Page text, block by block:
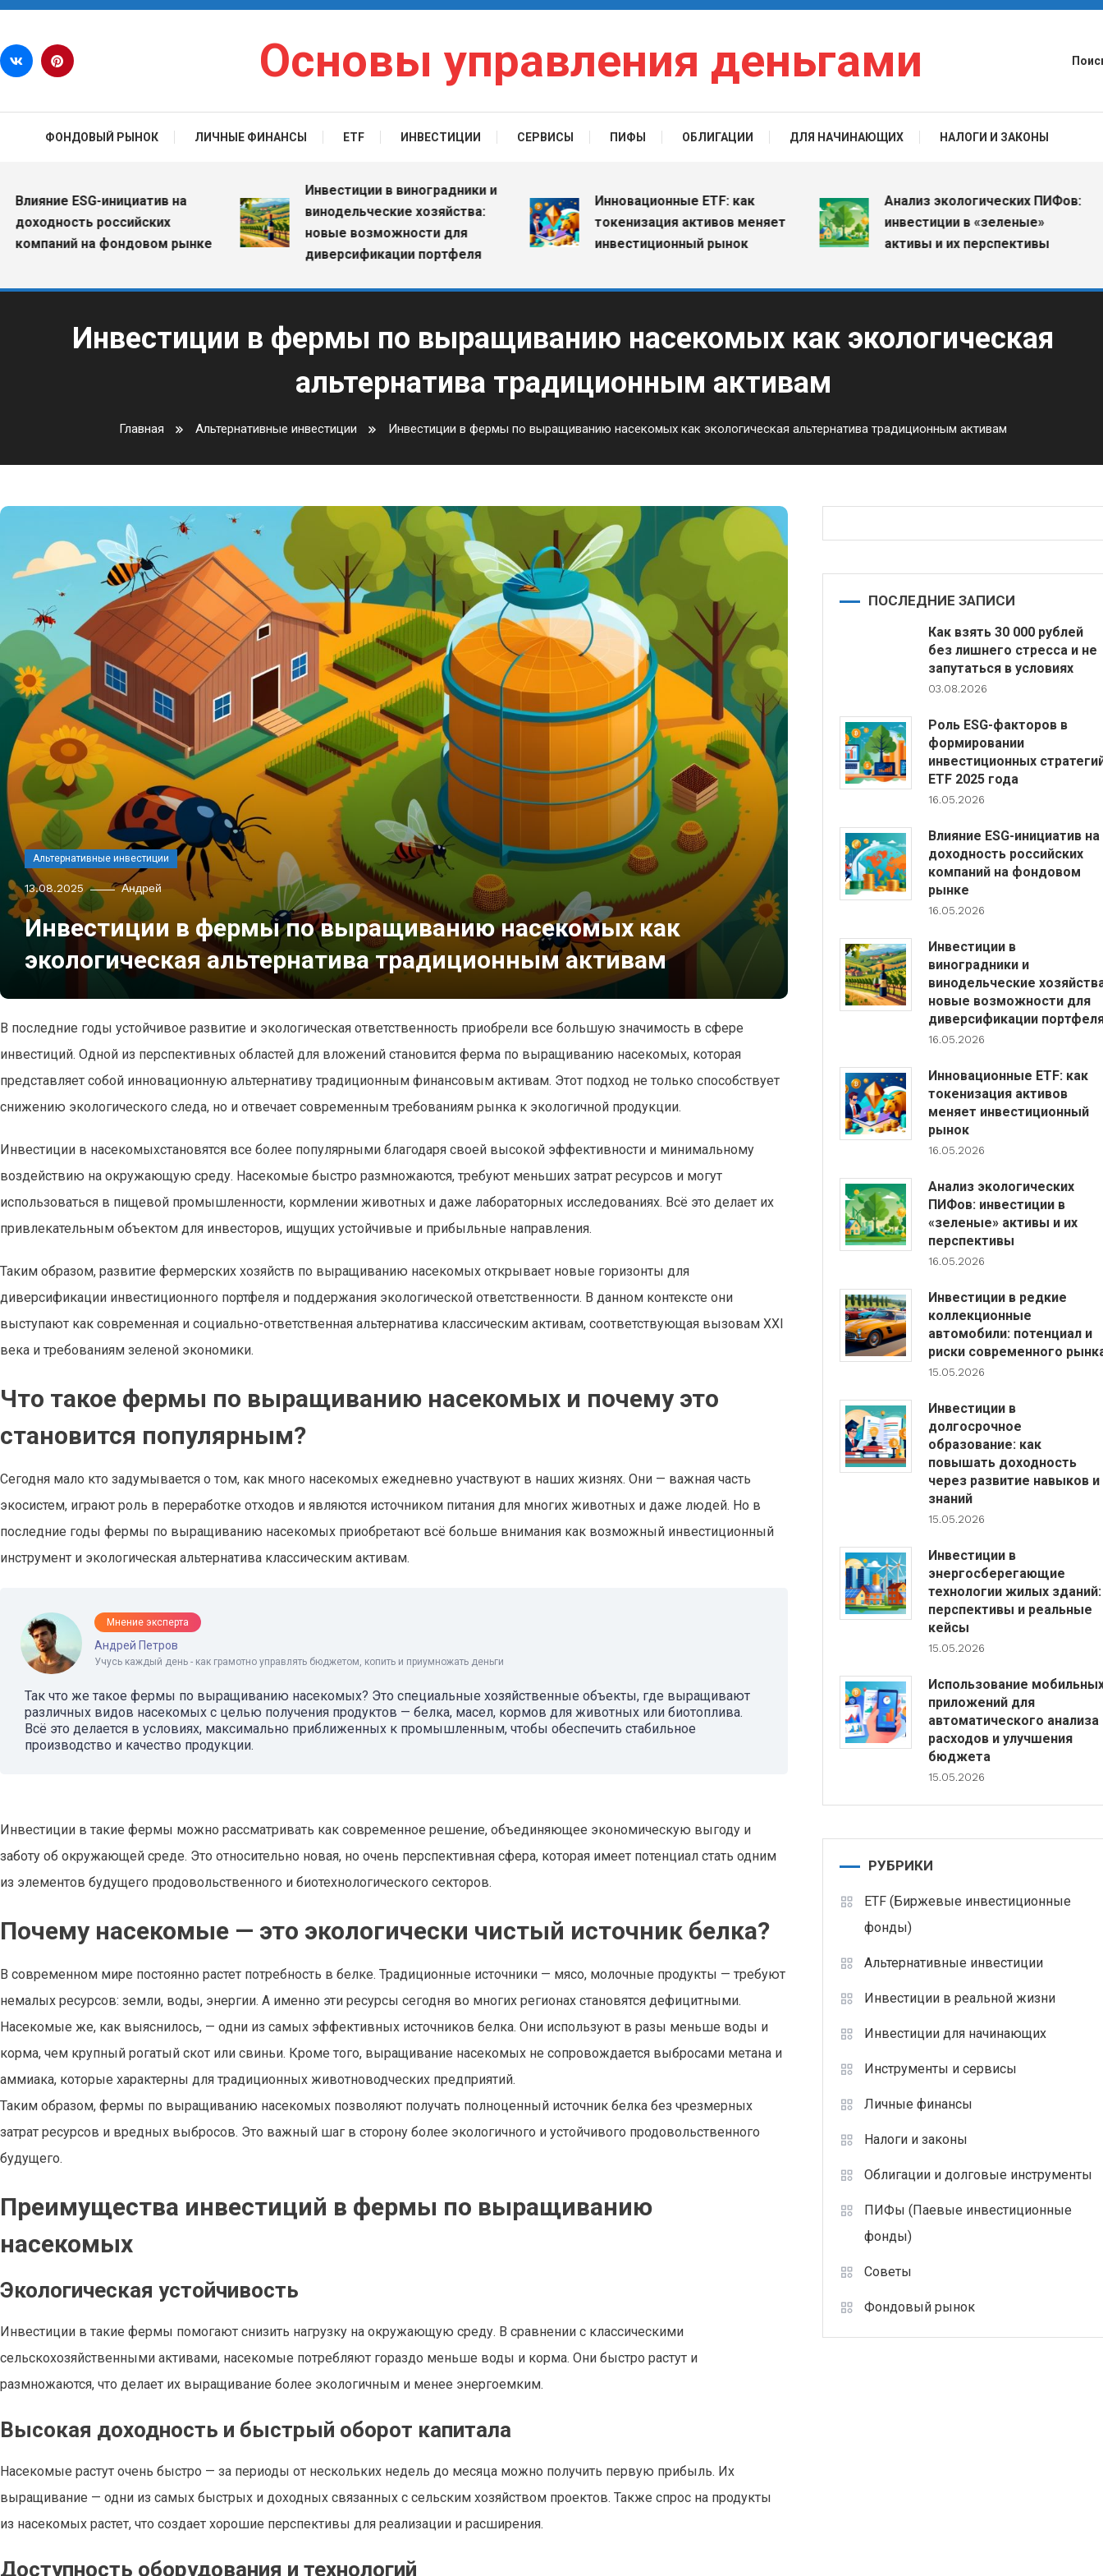
Перейти к содержимому
Основы управления деньгами
ФОНДОВЫЙ РЫНОК ЛИЧНЫЕ ФИНАНСЫ ETF ИНВЕСТИЦИИ СЕРВИСЫ ПИФЫ ОБЛИГАЦИИ ДЛЯ НАЧИНАЮЩИХ НАЛОГИ И ЗАКОНЫ
ESG-инициатив на
российских
на фондовом рынке
Инвестиции в виноградники и
винодельческие хозяйства:
новые возможности для
диверсификации портфеля
Инновационные ETF: как
токенизация активов меняет
инвестиционный рынок
Анализ экологических ПИФов:
инвестиции в «зеленые»
активы и их перспективы
Инвестиции в фермы по выращиванию насекомых как экологическая
альтернатива традиционным активам
Главная Альтернативные инвестиции Инвестиции в фермы по выращиванию насекомых как экологическая альтернатива традиционным активам
Альтернативные инвестиции
13.08.2025 Андрей
Инвестиции в фермы по выращиванию насекомых как
экологическая альтернатива традиционным активам
В последние годы устойчивое развитие и экологическая ответственность приобрели все большую значимость в сфере
инвестиций. Одной из перспективных областей для вложений становится ферма по выращиванию насекомых, которая
представляет собой инновационную альтернативу традиционным финансовым активам. Этот подход не только способствует
снижению экологического следа, но и отвечает современным требованиям рынка к экологичной продукции.
Инвестиции в насекомыхстановятся все более популярными благодаря своей высокой эффективности и минимальному
воздействию на окружающую среду. Насекомые быстро размножаются, требуют меньших затрат ресурсов и могут
использоваться в пищевой промышленности, кормлении животных и даже лабораторных исследованиях. Всё это делает их
привлекательным объектом для инвесторов, ищущих устойчивые и прибыльные направления.
Таким образом, развитие фермерских хозяйств по выращиванию насекомых открывает новые горизонты для
диверсификации инвестиционного портфеля и поддержания экологической ответственности. В данном контексте они
выступают как современная и социально-ответственная альтернатива классическим активам, соответствующая вызовам XXI
века и требованиям зеленой экономики.
Что такое фермы по выращиванию насекомых и почему это
становится популярным?
Сегодня мало кто задумывается о том, как много насекомых ежедневно участвуют в наших жизнях. Они — важная часть
экосистем, играют роль в переработке отходов и являются источником питания для многих животных и даже людей. Но в
последние годы фермы по выращиванию насекомых приобретают всё больше внимания как возможный инвестиционный
инструмент и экологическая альтернатива классическим активам.
Мнение эксперта
Андрей Петров
Учусь каждый день - как грамотно управлять бюджетом, копить и приумножать деньги
Так что же такое фермы по выращиванию насекомых? Это специальные хозяйственные объекты, где выращивают
различных видов насекомых с целью получения продуктов — белка, масел, кормов для животных или биотоплива.
Всё это делается в условиях, максимально приближенных к промышленным, чтобы обеспечить стабильное
производство и качество продукции.
Инвестиции в такие фермы можно рассматривать как современное решение, объединяющее экономическую выгоду и
заботу об окружающей среде. Это относительно новая, но очень перспективная сфера, которая имеет потенциал стать одним
из элементов будущего продовольственного и биотехнологического секторов.
Почему насекомые — это экологически чистый источник белка?
В современном мире постоянно растет потребность в белке. Традиционные источники — мясо, молочные продукты — требуют
немалых ресурсов: земли, воды, энергии. А именно эти ресурсы сегодня во многих регионах становятся дефицитными.
Насекомые же, как выяснилось, — одни из самых эффективных источников белка. Они используют в разы меньше воды и
корма, чем крупный рогатый скот или свиньи. Кроме того, выращивание насекомых не сопровождается выбросами метана и
аммиака, которые характерны для традиционных животноводческих предприятий.
Таким образом, фермы по выращиванию насекомых позволяют получать полноценный источник белка без чрезмерных
затрат ресурсов и вредных выбросов. Это важный шаг в сторону более экологичного и устойчивого продовольственного
будущего.
Преимущества инвестиций в фермы по выращиванию
насекомых
Экологическая устойчивость
Инвестиции в такие фермы помогают снизить нагрузку на окружающую среду. В сравнении с классическими
сельскохозяйственными активами, насекомые потребляют гораздо меньше воды и корма. Они быстро растут и
размножаются, что делает их выращивание более экологичным и менее энергоемким.
Высокая доходность и быстрый оборот капитала
Насекомые растут очень быстро — за периоды от нескольких недель до месяца можно получить первую прибыль. Их
выращивание — одни из самых быстрых и доходных связанных с сельским хозяйством проектов. Также спрос на продукты
из насекомых растет, что создает хорошие перспективы для реализации и расширения.
Доступность оборудования и технологий
ПОСЛЕДНИЕ ЗАПИСИ
Как взять 30 000 рублей
без лишнего стресса и не
запутаться в условиях
03.08.2026
Роль ESG-факторов в
формировании
инвестиционных
ETF 2025 года
16.05.2026
Влияние ESG-инициатив на
доходность российских
компаний на фондовом
рынке
16.05.2026
Инвестиции в
виноградники и
винодельческие
новые возможности для
диверсификации
16.05.2026
Инновационные ETF: как
токенизация активов
меняет инвестиционный
рынок
16.05.2026
Анализ экологических
ПИФов: инвестиции в
«зеленые» активы и их
перспективы
16.05.2026
Инвестиции в редкие
коллекционные
автомобили: потенциал и
риски современного
15.05.2026
Инвестиции в
долгосрочное
образование: как
повышать доходность
через развитие навыков и
знаний
15.05.2026
Инвестиции в
энергосберегающие
технологии жилых зданий:
перспективы и реальные
кейсы
15.05.2026
Использование
приложений для
автоматического анализа
расходов и улучшения
бюджета
15.05.2026
РУБРИКИ
ETF (Биржевые инвестиционные
фонды)
Альтернативные инвестиции
Инвестиции в реальной жизни
Инвестиции для начинающих
Инструменты и сервисы
Личные финансы
Налоги и законы
Облигации и долговые инструменты
ПИФы (Паевые инвестиционные
фонды)
Советы
Фондовый рынок